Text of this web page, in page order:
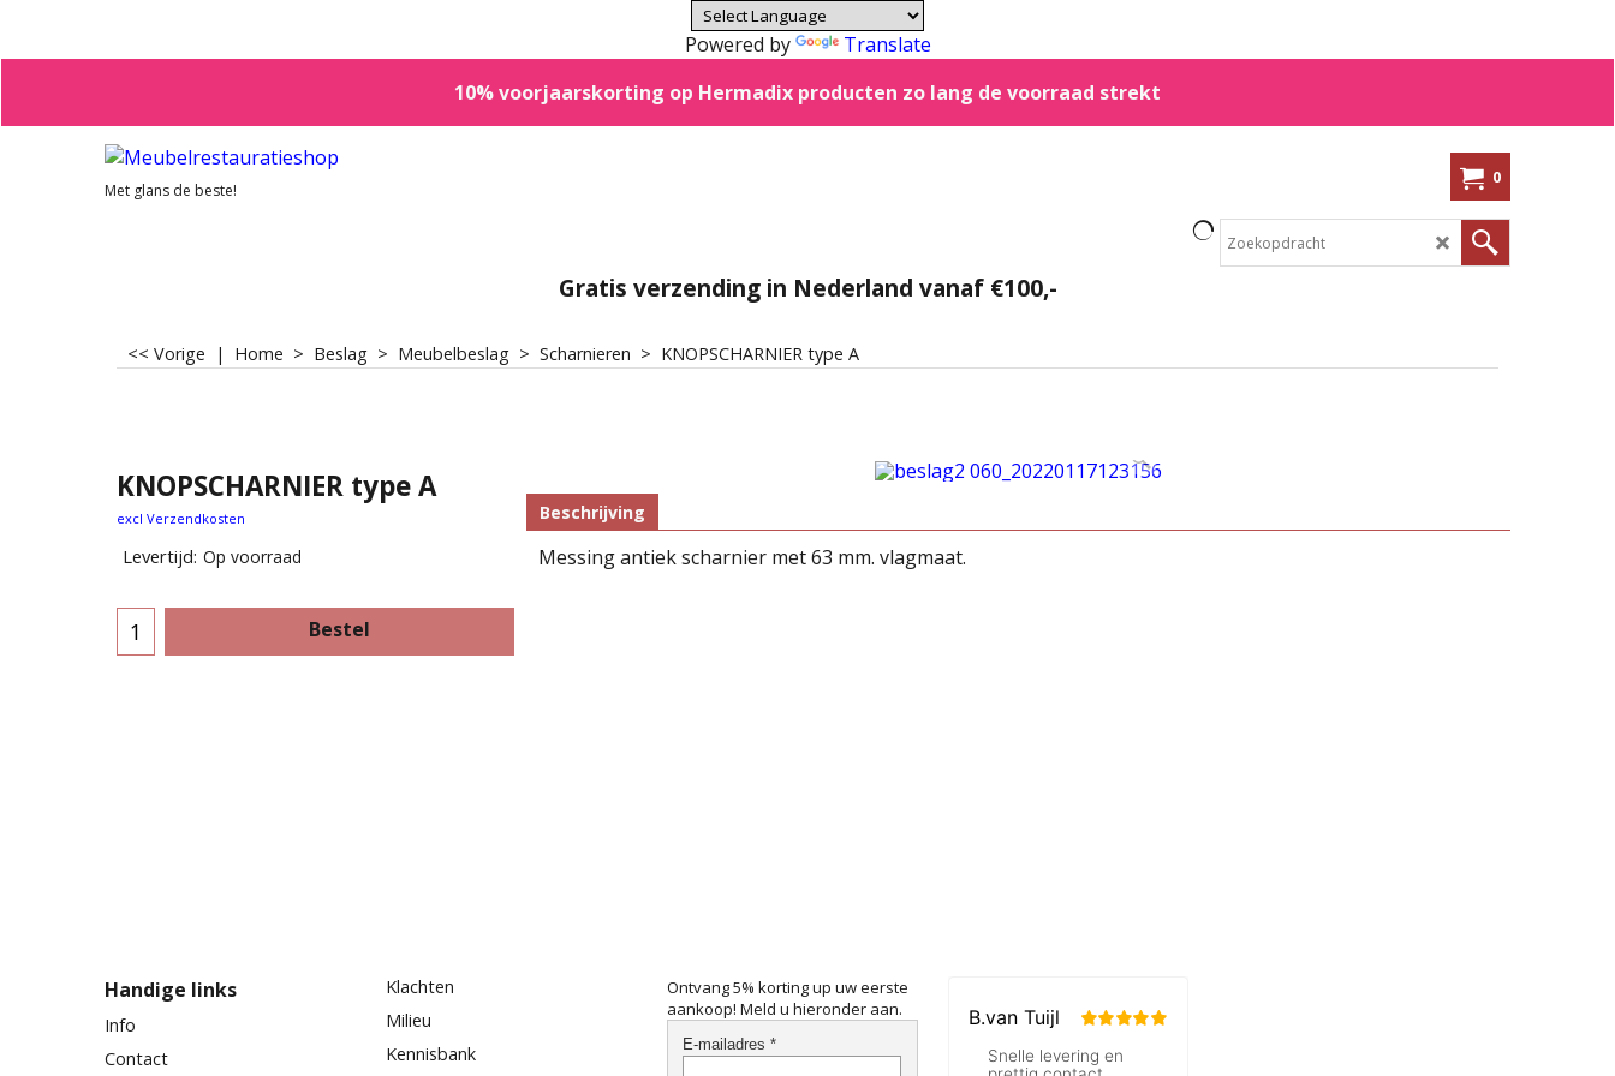
Powered by
Translate
10% voorjaarskorting op Hermadix producten zo lang de voorraad strekt
Met glans de beste!
0
Gratis verzending in Nederland vanaf €100,-
<< Vorige | Home > Beslag > Meubelbeslag > Scharnieren > KNOPSCHARNIER type A
KNOPSCHARNIER type A
excl Verzendkosten
Levertijd: Op voorraad
Bestel
Beschrijving
Messing antiek scharnier met 63 mm. vlagmaat.
Handige links
Info
Contact
Klachten
Milieu
Kennisbank
Ontvang 5% korting up uw eerste
aankoop! Meld u hieronder aan.